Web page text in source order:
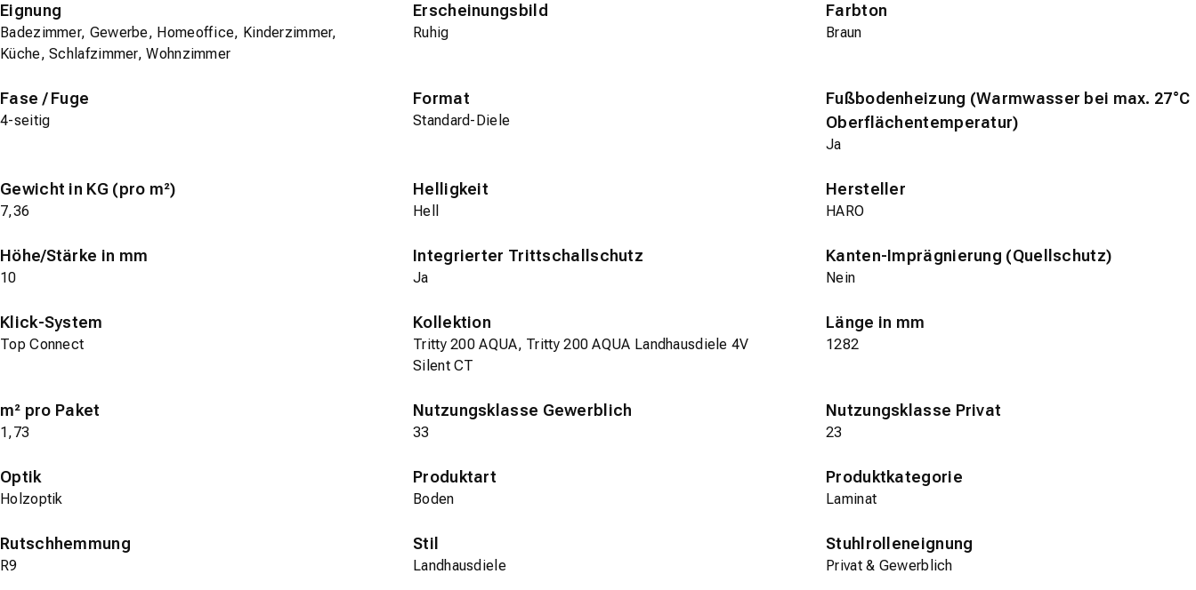
Eignung
Badezimmer, Gewerbe, Homeoffice, Kinderzimmer,
Küche, Schlafzimmer, Wohnzimmer
Erscheinungsbild
Ruhig
Farbton
Braun
Fase / Fuge
4-seitig
Format
Standard-Diele
Fußbodenheizung (Warmwasser bei max. 27°C
Oberflächentemperatur)
Ja
Gewicht in KG (pro m²)
7,36
Helligkeit
Hell
Hersteller
HARO
Höhe/Stärke in mm
10
Integrierter Trittschallschutz
Ja
Kanten-Imprägnierung (Quellschutz)
Nein
Klick-System
Top Connect
Kollektion
Tritty 200 AQUA, Tritty 200 AQUA Landhausdiele 4V
Silent CT
Länge in mm
1282
m² pro Paket
1,73
Nutzungsklasse Gewerblich
33
Nutzungsklasse Privat
23
Optik
Holzoptik
Produktart
Boden
Produktkategorie
Laminat
Rutschhemmung
R9
Stil
Landhausdiele
Stuhlrolleneignung
Privat & Gewerblich